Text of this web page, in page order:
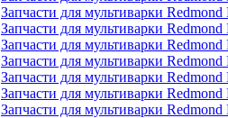
Запчасти для мультиварки
Запчасти для мультиварки
Запчасти для мультиварки
Запчасти для мультиварки
Запчасти для мультиварки
Запчасти для мультиварки
Запчасти для мультиварки